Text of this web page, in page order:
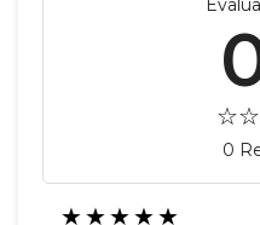
0
★★★★★